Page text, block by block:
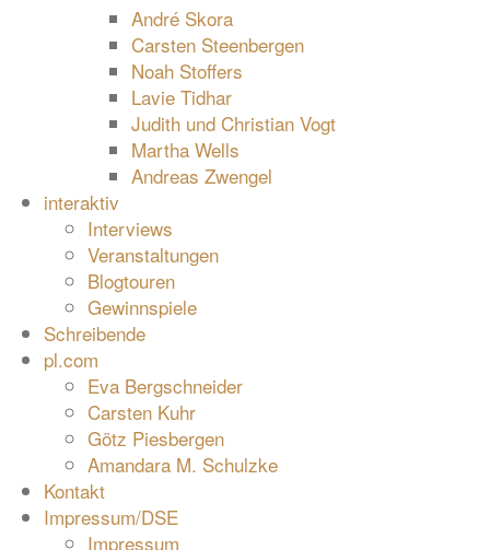
André Skora
Carsten Steenbergen
Noah Stoffers
Lavie Tidhar
Judith und Christian Vogt
Martha Wells
Andreas Zwengel
interaktiv
Interviews
Veranstaltungen
Blogtouren
Gewinnspiele
Schreibende
pl.com
Eva Bergschneider
Carsten Kuhr
Götz Piesbergen
Amandara M. Schulzke
Kontakt
Impressum/DSE
Impressum